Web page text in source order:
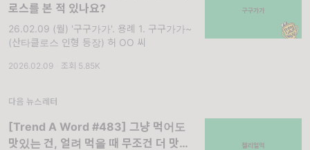
로스를 본 적 있나요?
26.02.09 (월) '구구가가'. 용례 1. 구구가가~
(산타클로스 인형 등장) 허 OO 씨
2026.02.09 조회 5.85K
다음 뉴스레터
[Trend A Word #483] 그냥 먹어도
맛있는 건, 얼려 먹을 때 무조건 더 맛있